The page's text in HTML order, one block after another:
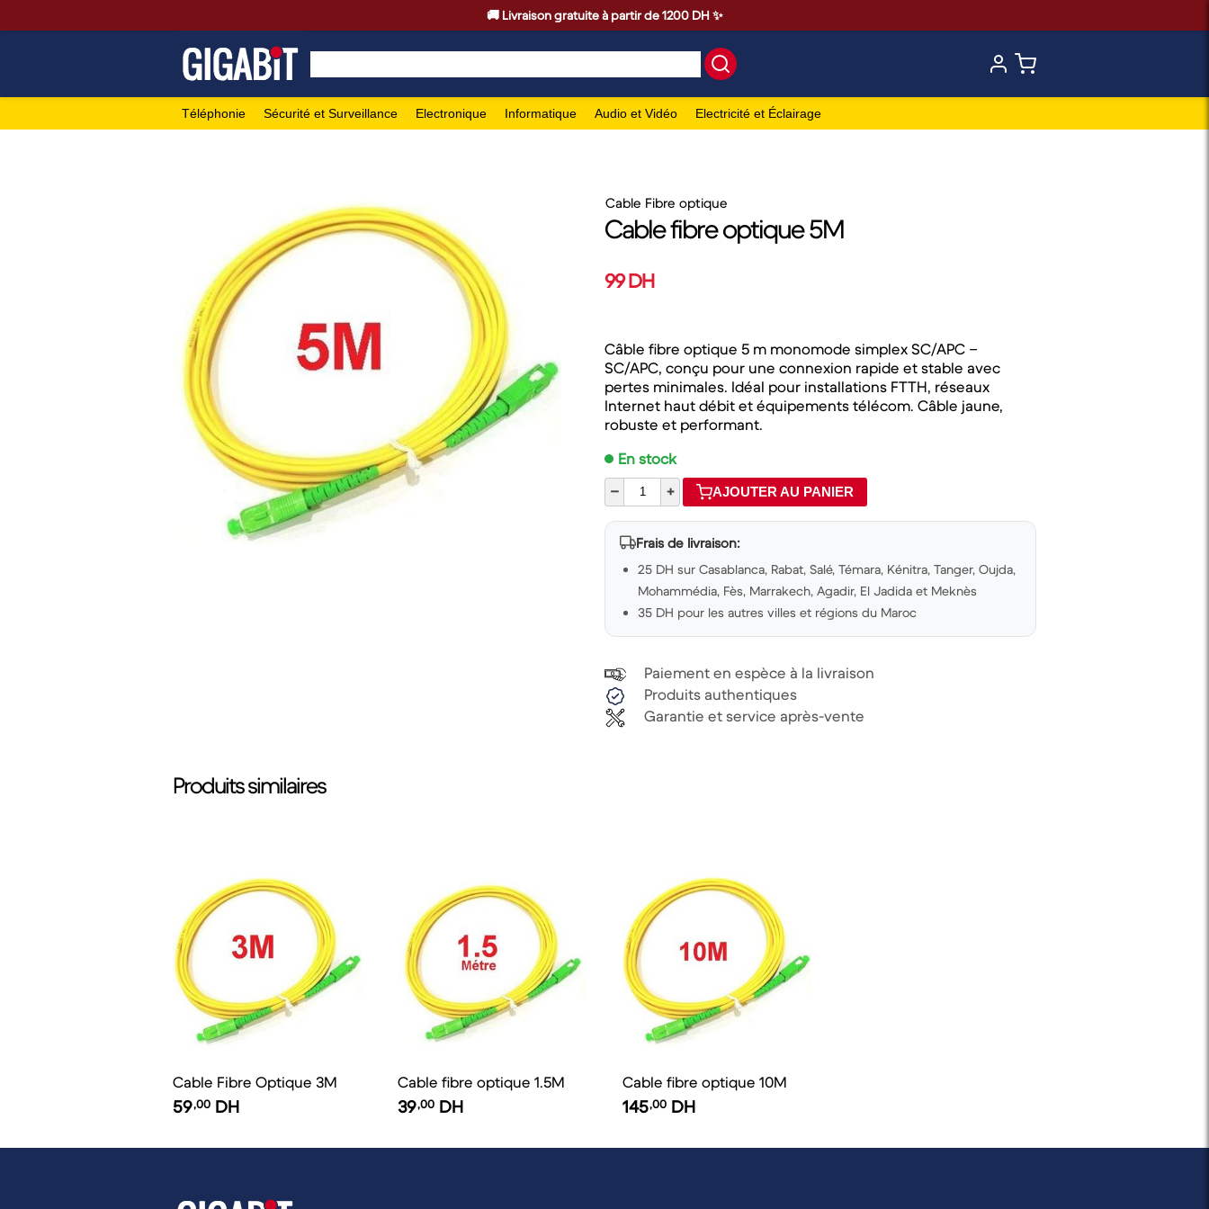
🚚 Livraison gratuite à partir de 1200 DH ✨
Téléphonie Sécurité et Surveillance Electronique Informatique Audio et Vidéo Electricité et Éclairage
Cable Fibre optique
Cable fibre optique 5M
99 DH
Câble fibre optique 5 m monomode simplex SC/APC –
SC/APC, conçu pour une connexion rapide et stable avec
pertes minimales. Idéal pour installations FTTH, réseaux
Internet haut débit et équipements télécom. Câble jaune,
robuste et performant.
En stock
–
+ AJOUTER AU PANIER
Frais de livraison:
25 DH sur Casablanca, Rabat, Salé, Témara, Kénitra, Tanger, Oujda,
Mohammédia, Fès, Marrakech, Agadir, El Jadida et Meknès
35 DH pour les autres villes et régions du Maroc
Paiement en espèce à la livraison
Produits authentiques
Garantie et service après-vente
Produits similaires
Cable Fibre Optique 3M
59,00 DH
Cable fibre optique 1.5M
39,00 DH
Cable fibre optique 10M
145,00 DH